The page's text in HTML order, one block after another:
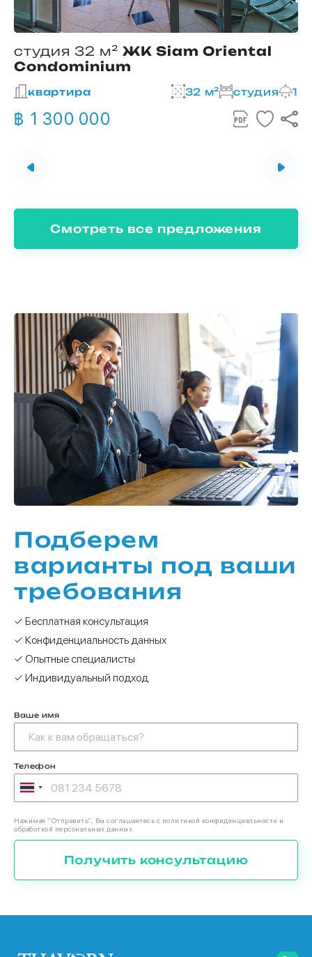
студия 32 м² ЖК Siam Oriental
Condominium
квартира 32 м² студия 1
฿ 1 300 000
Смотреть все предложения
Подберем
варианты под ваши
требования
✓ Бесплатная консультация
✓ Конфиденциальность данных
✓ Опытные специалисты
✓ Индивидуальный подход
Ваше имя
Телефон
Нажимая “Отправить”, Вы соглашаетесь с политикой конфиденциальности и
обработкой персональных данных.
Получить консультацию